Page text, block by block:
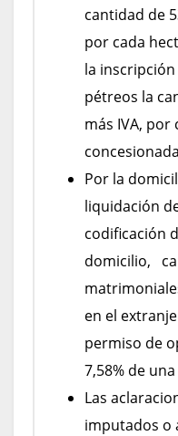
cantidad de
por cada
la
pétreos la
más IVA, por
Por la
liquidación
codificación
domicilio,
en el
permiso de
7,58% de una
Las
imputados o